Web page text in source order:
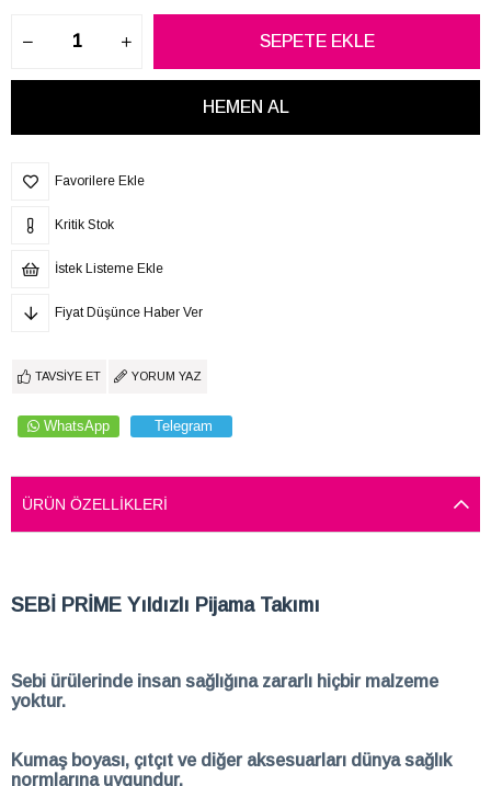
Favorilere Ekle
Kritik Stok
İstek Listeme Ekle
Fiyat Düşünce Haber Ver
TAVSIYE ET YORUM YAZ
WhatsApp Telegram
ÜRÜN ÖZELLIKLERI
SEBİ PRİME Yıldızlı Pijama Takımı
Sebi ürülerinde insan sağlığına zararlı hiçbir malzeme
yoktur.
Kumaş boyası, çıtçıt ve diğer aksesuarları dünya sağlık
normlarına uygundur.